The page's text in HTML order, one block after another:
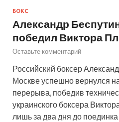
БОКС
Александр
победил Виктора
Оставьте комментарий
Российский боксер
Москве успешно вернулся
перерыва, победив
украинского боксера
лишь за два дня до